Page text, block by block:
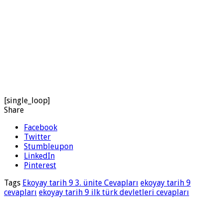
[single_loop]
Share
Facebook
Twitter
Stumbleupon
LinkedIn
Pinterest
Tags Ekoyay tarih 9 3. ünite Cevapları ekoyay tarih 9
cevapları ekoyay tarih 9 ilk türk devletleri cevapları